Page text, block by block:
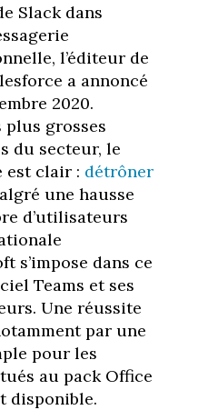
Slack dans
l’éditeur de
a annoncé
2020.
plus grosses
du secteur, le
est clair : détrôner
une hausse
d’utilisateurs
s’impose dans ce
Teams et ses
Une réussite
par une
pour les
au pack Office
disponible.